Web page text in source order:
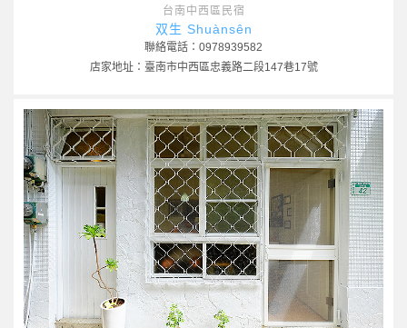
台南中西區民宿
双生 Shuànsên
聯絡電話：0978939582
店家地址：臺南市中西區忠義路二段147巷17號